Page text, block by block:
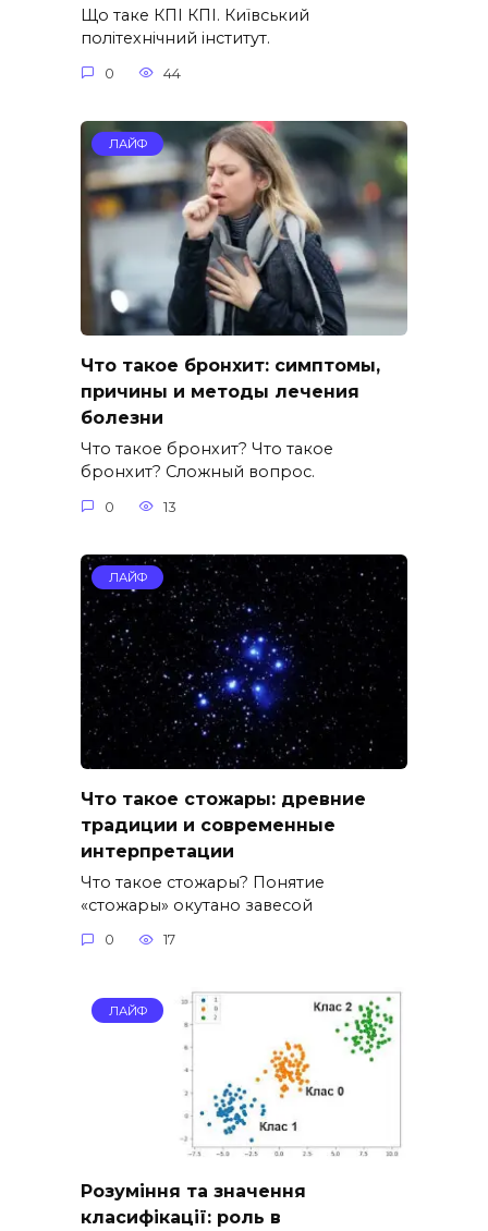
Що таке КПІ КПІ. Київський
політехнічний інститут.
0 44
ЛАЙФ
Что такое бронхит: симптомы,
причины и методы лечения
болезни
Что такое бронхит? Что такое
бронхит? Сложный вопрос.
0 13
ЛАЙФ
Что такое стожары: древние
традиции и современные
интерпретации
Что такое стожары? Понятие
«стожары» окутано завесой
0 17
ЛАЙФ
Розуміння та значення
класифікації: роль в